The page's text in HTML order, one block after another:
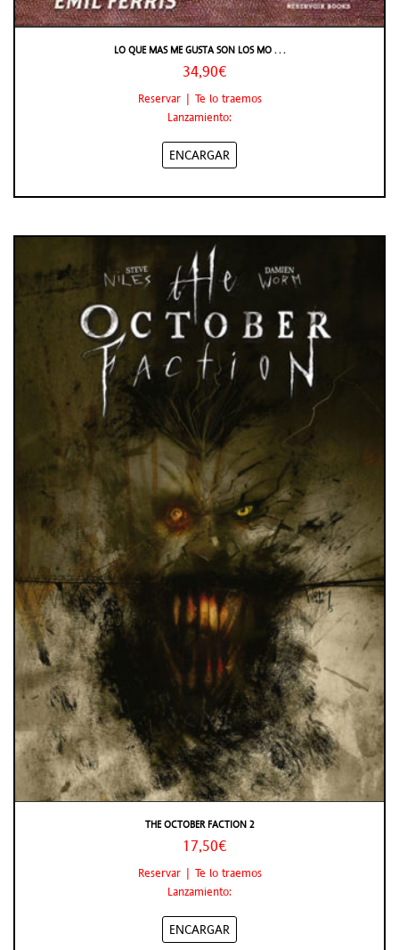
LO QUE MAS ME GUSTA SON LOS MO . . .
34,90€
Reservar | Te lo traemos
Lanzamiento:
ENCARGAR
THE OCTOBER FACTION 2
17,50€
Reservar | Te lo traemos
Lanzamiento:
ENCARGAR